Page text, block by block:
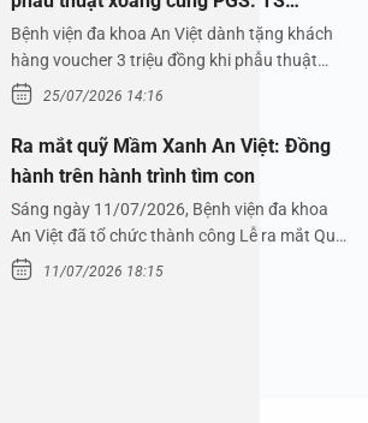
Nguyễn Thị Hoài An
Bệnh viện đa khoa An Việt dành tặng khách
hàng voucher 3 triệu đồng khi phẫu thuật
xoang cùng PGS.…
25/07/2026 14:16
Ra mắt quỹ Mầm Xanh An Việt: Đồng
hành trên hành trình tìm con
Sáng ngày 11/07/2026, Bệnh viện đa khoa
An Việt đã tổ chức thành công Lễ ra mắt Quỹ
Mầm Xanh…
11/07/2026 18:15